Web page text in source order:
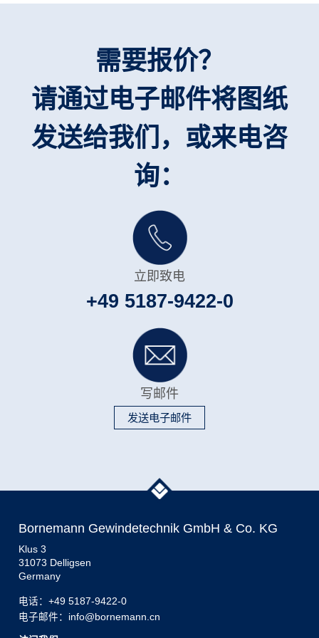
需要报价？
请通过电子邮件将图纸
发送给我们，或来电咨
询：
立即致电
+49 5187-9422-0
写邮件
发送电子邮件
Bornemann Gewindetechnik GmbH & Co. KG
Klus 3
31073 Delligsen
Germany
电话： +49 5187-9422-0
电子邮件：info@bornemann.cn